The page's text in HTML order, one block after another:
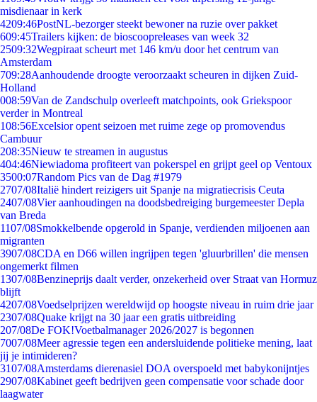
misdienaar in kerk
4209:46PostNL-bezorger steekt bewoner na ruzie over pakket
609:45Trailers kijken: de bioscoopreleases van week 32
2509:32Wegpiraat scheurt met 146 km/u door het centrum van
Amsterdam
709:28Aanhoudende droogte veroorzaakt scheuren in dijken Zuid-
Holland
008:59Van de Zandschulp overleeft matchpoints, ook Griekspoor
verder in Montreal
108:56Excelsior opent seizoen met ruime zege op promovendus
Cambuur
208:35Nieuw te streamen in augustus
404:46Niewiadoma profiteert van pokerspel en grijpt geel op Ventoux
3500:07Random Pics van de Dag #1979
2707/08Italië hindert reizigers uit Spanje na migratiecrisis Ceuta
2407/08Vier aanhoudingen na doodsbedreiging burgemeester Depla
van Breda
1107/08Smokkelbende opgerold in Spanje, verdienden miljoenen aan
migranten
3907/08CDA en D66 willen ingrijpen tegen 'gluurbrillen' die mensen
ongemerkt filmen
1307/08Benzineprijs daalt verder, onzekerheid over Straat van Hormuz
blijft
4207/08Voedselprijzen wereldwijd op hoogste niveau in ruim drie jaar
2307/08Quake krijgt na 30 jaar een gratis uitbreiding
207/08De FOK!Voetbalmanager 2026/2027 is begonnen
7007/08Meer agressie tegen een andersluidende politieke mening, laat
jij je intimideren?
3107/08Amsterdams dierenasiel DOA overspoeld met babykonijntjes
2907/08Kabinet geeft bedrijven geen compensatie voor schade door
laagwater